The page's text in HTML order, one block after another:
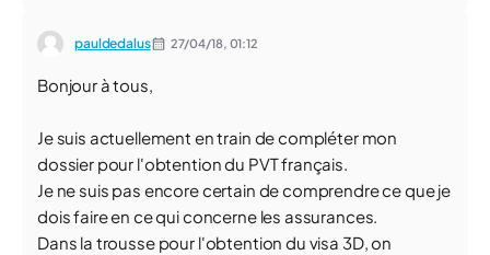
pauldedalus 27/04/18, 01:12
Bonjour à tous,
Je suis actuellement en train de compléter mon
dossier pour l'obtention du PVT français.
Je ne suis pas encore certain de comprendre ce que je
dois faire en ce qui concerne les assurances.
Dans la trousse pour l'obtention du visa 3D, on